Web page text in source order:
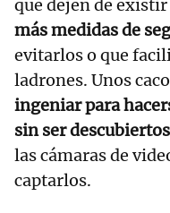
que dejen de existir
más medidas de
evitarlos o que
ladrones. Unos
ingeniar para
sin ser
las cámaras de
captarlos.